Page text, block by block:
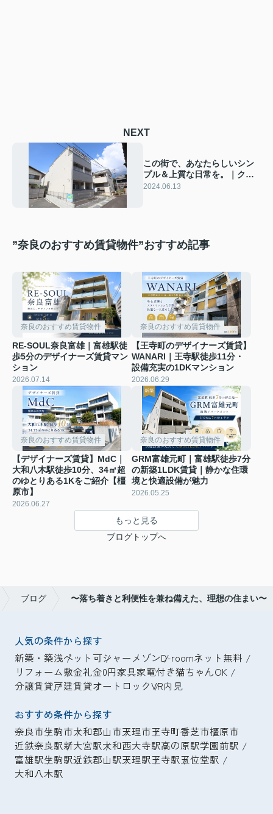
NEXT
この街で、あなたらしいシン
プル＆上質な日常を。｜クレ
アール小綱町
2024.06.13
”奈良のおすすめ賃貸物件”おすすめ記事
奈良のおすすめ賃貸物件
RE-SOUL奈良富雄｜富雄駅徒
歩5分のデザイナーズ賃貸マン
ション
2026.07.14
奈良のおすすめ賃貸物件
【王寺町のデザイナーズ賃貸】
WANARI｜王寺駅徒歩11分・
設備充実の1DKマンション
2026.06.29
奈良のおすすめ賃貸物件
【デザイナーズ賃貸】MdC｜
大和八木駅徒歩10分、34㎡超
のゆとりある1Kをご紹介【橿
原市】
2026.06.27
奈良のおすすめ賃貸物件
GRM富雄元町｜富雄駅徒歩7分
の新築1LDK賃貸｜静かな住環
境と快適設備が魅力
2026.05.25
もっと見る
ブログトップへ
ブログ 〜落ち着きと利便性を兼ね備えた、理想の住まい〜
人気の条件から探す
新築・築浅ペット可シャーメゾンD-roomネット無料
リフォーム敷金礼金0円家具家電付き猫ちゃんOK
分譲賃貸戸建賃貸オートロックVR内見
おすすめ条件から探す
奈良市生駒市大和郡山市天理市王寺町香芝市橿原市
近鉄奈良駅新大宮駅大和西大寺駅高の原駅学園前駅
富雄駅生駒駅近鉄郡山駅天理駅王寺駅五位堂駅
大和八木駅